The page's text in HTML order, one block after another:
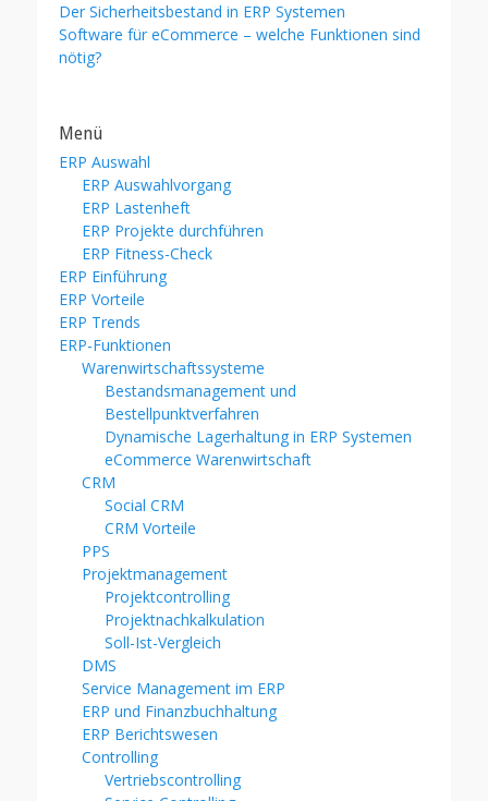
Der Sicherheitsbestand in ERP Systemen
Software für eCommerce – welche Funktionen sind
nötig?
Menü
ERP Auswahl
ERP Auswahlvorgang
ERP Lastenheft
ERP Projekte durchführen
ERP Fitness-Check
ERP Einführung
ERP Vorteile
ERP Trends
ERP-Funktionen
Warenwirtschaftssysteme
Bestandsmanagement und
Bestellpunktverfahren
Dynamische Lagerhaltung in ERP Systemen
eCommerce Warenwirtschaft
CRM
Social CRM
CRM Vorteile
PPS
Projektmanagement
Projektcontrolling
Projektnachkalkulation
Soll-Ist-Vergleich
DMS
Service Management im ERP
ERP und Finanzbuchhaltung
ERP Berichtswesen
Controlling
Vertriebscontrolling